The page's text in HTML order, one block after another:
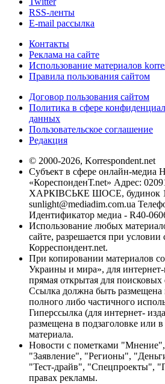
RSS-ленты
E-mail рассылка
Контакты
Реклама на сайте
Использование материалов
Правила пользования сайтом
Договор пользования сайтом
Политика в сфере
данных
Пользовательское соглашение
Редакция
© 2000-2026, Korrespondent.net
Субъект в сфере онлайн-медиа
«КореспонденТ.net» Адрес:
ХАРКІВСЬКЕ ШОСЕ, будинок
sunlight@mediadim.com.ua
Идентификатор медиа - R40-
Использование любых
сайте, разрешается при условии
Корреспондент.net.
При копировании материалов
Украины и мира», для интернет-
прямая открытая для поисковых
Ссылка должна быть размещена
полного либо частичного
Гиперссылка (для интернет-
размещена в подзаголовке или
материала.
Новости с пометками
"Заявление", "Регионы",
"Тест-драйв", "Спецпроекты",
правах рекламы.